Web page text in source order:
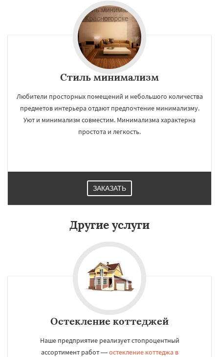
Стиль минимализм
Любители просторных помещений и небольшого количества
предметов интерьера отдают предпочтение минимализму.
Уют и минимализм совместим. Минимализма характерна
простота и легкость.
ЗАКАЗАТЬ
Другие услуги
Остекление коттеджей
Наше предприятие реализует стопроцентный
ассортимент работ —остекление коттеджа в